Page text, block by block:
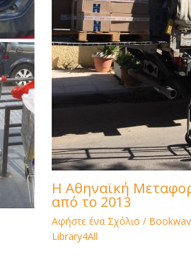
Η Αθηναϊκή
από το 2013
Αφήστε ένα Σχόλιο /
Library4All